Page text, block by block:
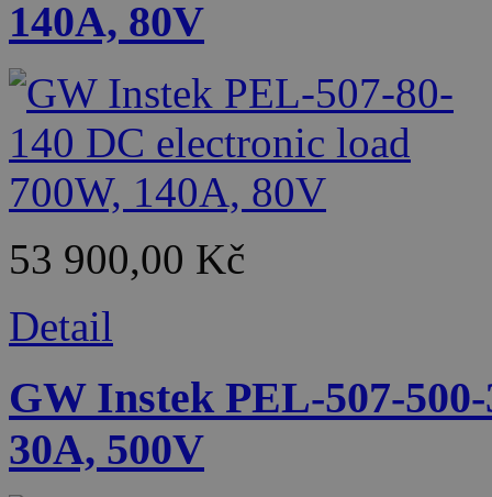
140A, 80V
53 900,00 Kč
Detail
GW Instek PEL-507-
30A, 500V